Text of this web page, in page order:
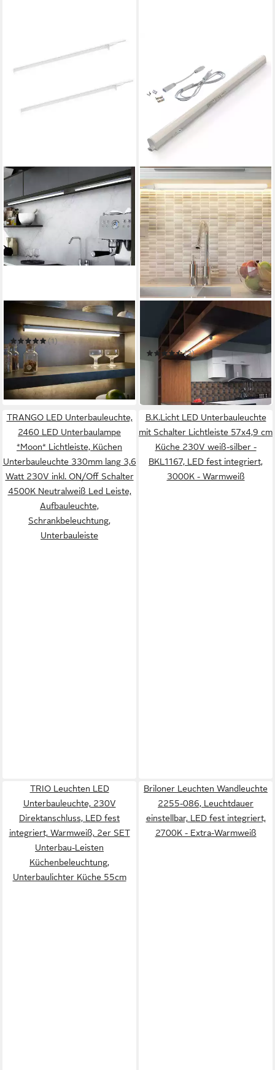
TRIO LEUCHTEN
LED Unterbauleuchte
(1)
45,49 €
-53%
in 5-6 Werktagen bei dir
BRILONER LEUCHTEN
LED Unterbauleuchte
2379086
(3)
10,99 € 16,95 €
-35%
in 4-5 Werktagen bei dir
TRANGO LED Unterbauleuchte,
2460 LED Unterbaulampe
*Moon* Lichtleiste, Küchen
Unterbauleuchte 330mm lang 3,6
Watt 230V inkl. ON/Off Schalter
4500K Neutralweiß Led Leiste,
Aufbauleuchte,
Schrankbeleuchtung,
Unterbauleiste
B.K.Licht LED Unterbauleuchte
mit Schalter Lichtleiste 57x4,9 cm
Küche 230V weiß-silber -
BKL1167, LED fest integriert,
3000K - Warmweiß
TRIO Leuchten LED
Unterbauleuchte, 230V
Direktanschluss, LED fest
integriert, Warmweiß, 2er SET
Unterbau-Leisten
Küchenbeleuchtung,
Unterbaulichter Küche 55cm
Briloner Leuchten Wandleuchte
2255-086, Leuchtdauer
einstellbar, LED fest integriert,
2700K - Extra-Warmweiß